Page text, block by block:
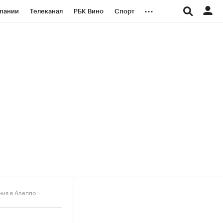
Телеканал РБК Вино Спорт ...
в Алеппо